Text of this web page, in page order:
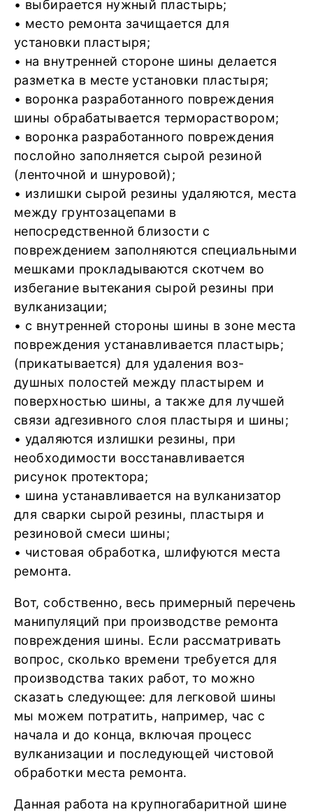
• выбирается нужный пластырь;
• место ремонта зачищается для
установки пластыря;
• на внутренней стороне шины делается
разметка в месте установки пластыря;
• воронка разработанного повреждения
шины обрабатывается термораствором;
• воронка разработанного повреждения
послойно заполняется сырой резиной
(ленточной и шнуровой);
• излишки сырой резины удаляются, места
между грунтозацепами в
непосредственной близости с
повреждением заполняются специальными
мешками прокладываются скотчем во
избегание вытекания сырой резины при
вулканизации;
• с внутренней стороны шины в зоне места
повреждения устанавливается пластырь;
(прикатывается) для удаления воз-
душных полостей между пластырем и
поверхностью шины, а также для лучшей
связи адгезивного слоя пластыря и шины;
• удаляются излишки резины, при
необходимости восстанавливается
рисунок протектора;
• шина устанавливается на вулканизатор
для сварки сырой резины, пластыря и
резиновой смеси шины;
• чистовая обработка, шлифуются места
ремонта.
Вот, собственно, весь примерный перечень
манипуляций при производстве ремонта
повреждения шины. Если рассматривать
вопрос, сколько времени требуется для
производства таких работ, то можно
сказать следующее: для легковой шины
мы можем потратить, например, час с
начала и до конца, включая процесс
вулканизации и последующей чистовой
обработки места ремонта.
Данная работа на крупногабаритной шине